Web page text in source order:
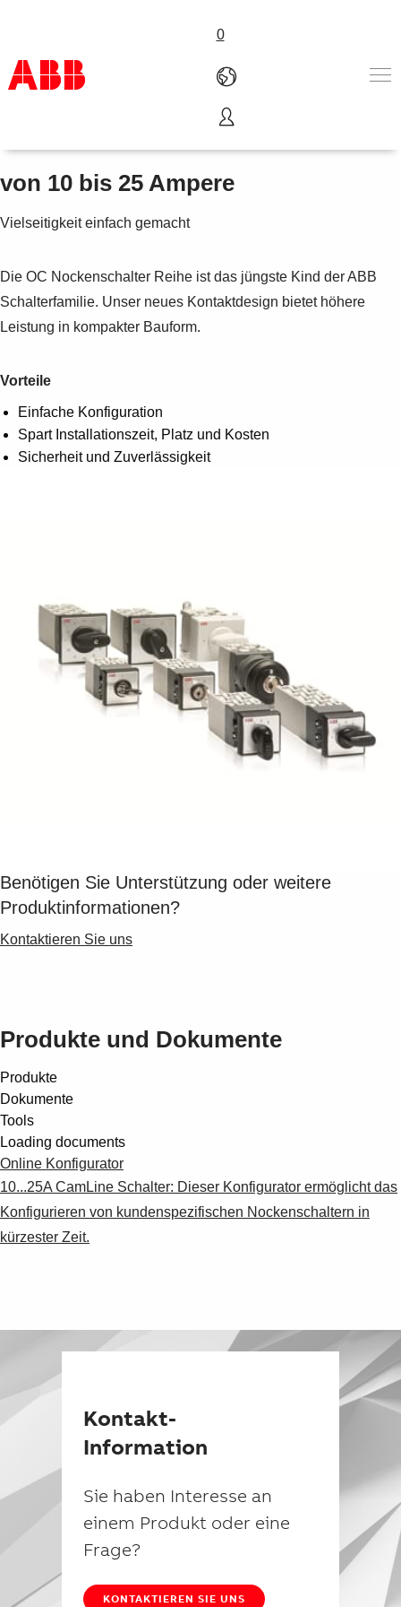
0
Produkte und Leistungen
Service
Über uns
Karriere
Shopping list preview
0
OC Nockenschalter
von 10 bis 25 Ampere
Vielseitigkeit einfach gemacht
Die OC Nockenschalter Reihe ist das jüngste Kind der ABB
Schalterfamilie. Unser neues Kontaktdesign bietet höhere
Leistung in kompakter Bauform.
Vorteile
Einfache Konfiguration
Spart Installationszeit, Platz und Kosten
Sicherheit und Zuverlässigkeit
Benötigen Sie Unterstützung oder weitere
Produktinformationen?
Kontaktieren Sie uns
Produkte und Dokumente
Produkte
Dokumente
Tools
Loading documents
Online Konfigurator
10...25A CamLine Schalter: Dieser Konfigurator ermöglicht das
Konfigurieren von kundenspezifischen Nockenschaltern in
kürzester Zeit.
Kontakt-
Information
Sie haben Interesse an
einem Produkt oder eine
Frage?
KONTAKTIEREN SIE UNS